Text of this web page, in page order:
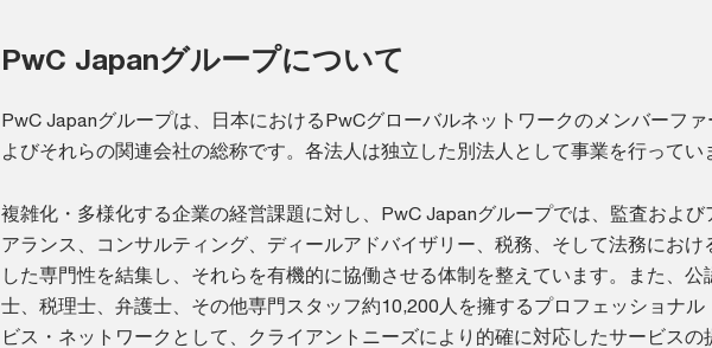
PwC Japanグループについて
PwC Japanグループは、日本におけるPwCグローバルネットワークのメンバーファ
よびそれらの関連会社の総称です。各法人は独立した別法人として事業を行ってい
複雑化・多様化する企業の経営課題に対し、PwC Japanグループでは、監査および
アランス、コンサルティング、ディールアドバイザリー、税務、そして法務におけ
した専門性を結集し、それらを有機的に協働させる体制を整えています。また、公
士、税理士、弁護士、その他専門スタッフ約10,200人を擁するプロフェッショナル
ビス・ネットワークとして、クライアントニーズにより的確に対応したサービスの